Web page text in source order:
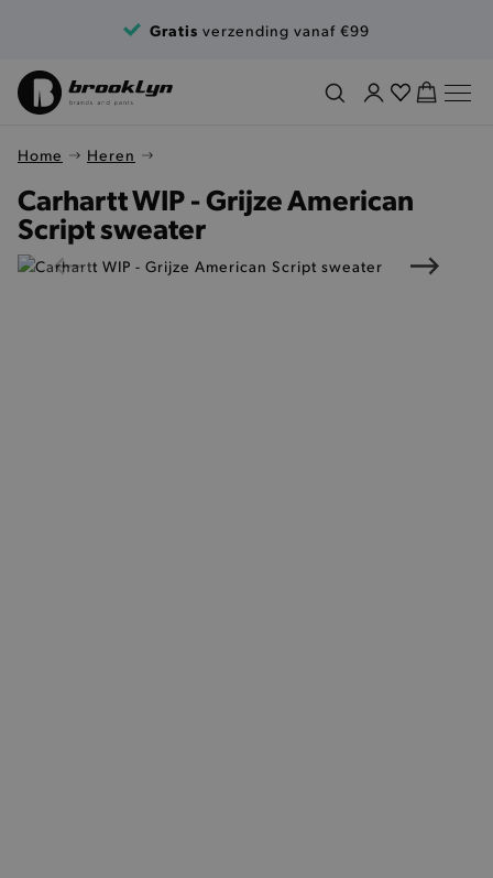
Gratis verzending vanaf €99
Home Heren
Carhartt WIP - Grijze American
Script sweater